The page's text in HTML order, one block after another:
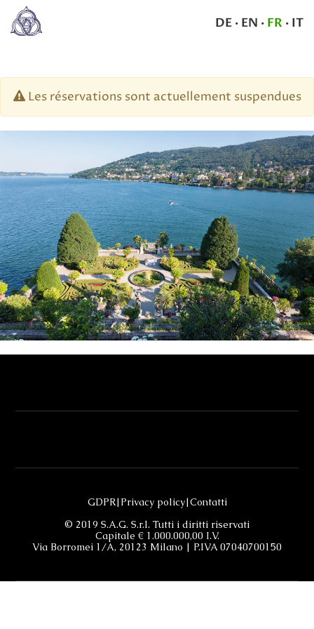
DE · EN · FR · IT
Les réservations sont actuellement suspendues
GDPR| Privacy policy|Contatti
© 2019 S.A.G. S.r.l. Tutti i diritti riservati
Capitale € 1.000.000,00 I.V.
Via Borromei 1/A, 20123 Milano | P.IVA 07040700150